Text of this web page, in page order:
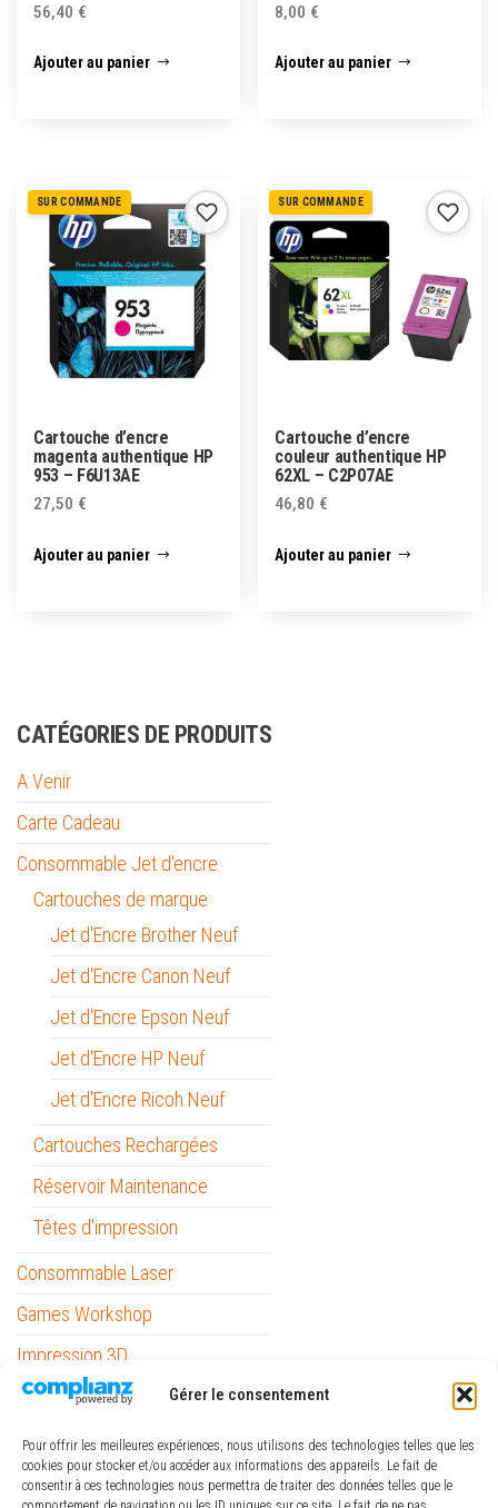
Gérer le consentement
Pour offrir les meilleures expériences, nous utilisons des technologies telles que les
cookies pour stocker et/ou accéder aux informations des appareils. Le fait de
consentir à ces technologies nous permettra de traiter des données telles que le
56,40 €
Ajouter au panier
8,00 €
Ajouter au panier
SUR COMMANDE
Cartouche d’encre
magenta authentique HP
953 – F6U13AE
27,50 €
Ajouter au panier
SUR COMMANDE
Cartouche d’encre
couleur authentique HP
62XL – C2P07AE
46,80 €
Ajouter au panier
CATÉGORIES DE PRODUITS
A Venir
Carte Cadeau
Consommable Jet d'encre
Cartouches de marque
Jet d'Encre Brother Neuf
Jet d'Encre Canon Neuf
Jet d'Encre Epson Neuf
Jet d'Encre HP Neuf
Jet d'Encre Ricoh Neuf
Cartouches Rechargées
Réservoir Maintenance
Têtes d'impression
Consommable Laser
Games Workshop
Impression 3D
Informatique
Mobilité
Outils